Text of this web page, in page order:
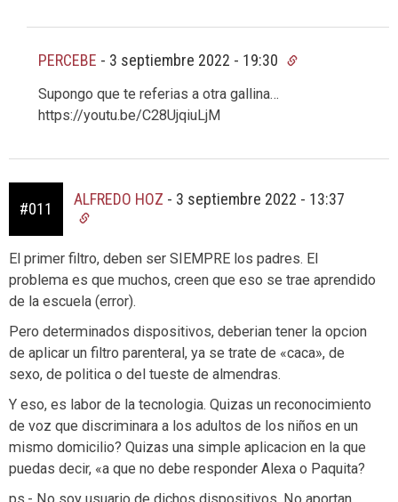
PERCEBE - 3 septiembre 2022 - 19:30
Supongo que te referias a otra gallina…
https://youtu.be/C28UjqiuLjM
#011
ALFREDO HOZ - 3 septiembre 2022 - 13:37
El primer filtro, deben ser SIEMPRE los padres. El
problema es que muchos, creen que eso se trae aprendido
de la escuela (error).
Pero determinados dispositivos, deberian tener la opcion
de aplicar un filtro parenteral, ya se trate de «caca», de
sexo, de politica o del tueste de almendras.
Y eso, es labor de la tecnologia. Quizas un reconocimiento
de voz que discriminara a los adultos de los niños en un
mismo domicilio? Quizas una simple aplicacion en la que
puedas decir, «a que no debe responder Alexa o Paquita?